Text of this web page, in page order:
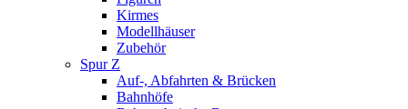
Kirmes
Modellhäuser
Zubehör
Spur Z
Auf-, Abfahrten & Brücken
Bahnhöfe